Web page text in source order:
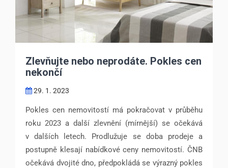
Zlevňujte nebo neprodáte. Pokles cen
nekončí
29. 1. 2023
Pokles cen nemovitostí má pokračovat v průběhu
roku 2023 a další zlevnění (mírnější) se očekává
v dalších letech. Prodlužuje se doba prodeje a
postupně klesají nabídkové ceny nemovitostí. ČNB
očekává dvojité dno, předpokládá se výrazný pokles